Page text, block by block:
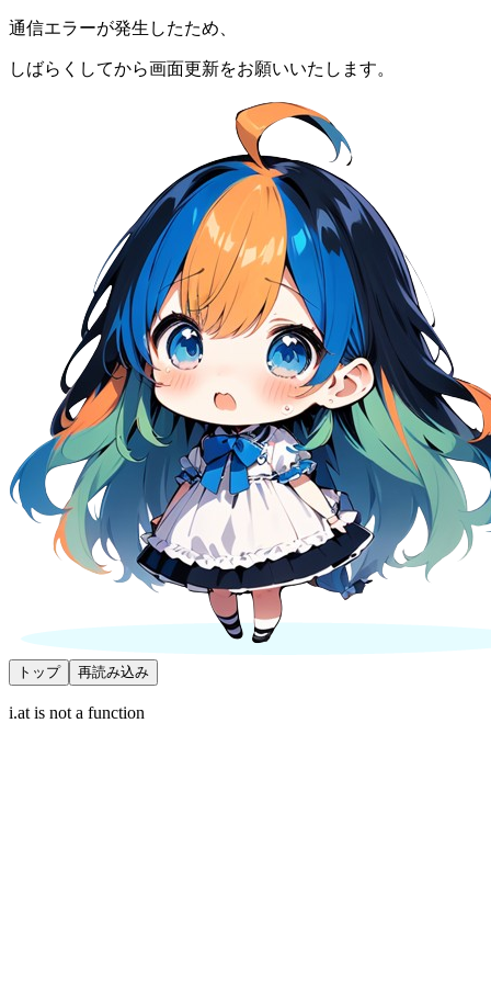
通信エラーが発生したため、
しばらくしてから画面更新をお願いいたします。
トップ 再読み込み
i.at is not a function